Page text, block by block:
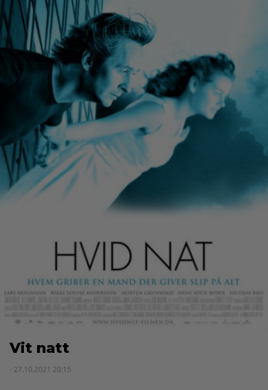
Vit natt
- 27.10.2021 20:15